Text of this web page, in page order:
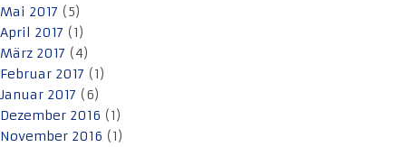
Mai 2017 (5)
April 2017 (1)
März 2017 (4)
Februar 2017 (1)
Januar 2017 (6)
Dezember 2016 (1)
November 2016 (1)